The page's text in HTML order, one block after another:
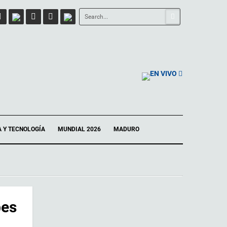
EN VIVO
Y TECNOLOGÍA MUNDIAL 2026 MADURO